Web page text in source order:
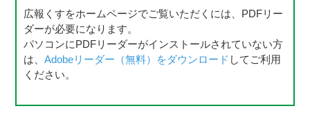
広報くすをホームページでご覧いただくには、PDFリー
ダーが必要になります。
パソコンにPDFリーダーがインストールされていない方
は、Adobeリーダー（無料）をダウンロード してご利用
ください。